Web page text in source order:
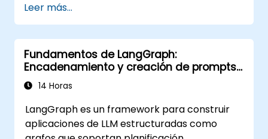
Leer más...
Fundamentos de LangGraph:
Encadenamiento y creación de prompts
para LLMs basado en grafos
14 Horas
LangGraph es un framework para construir
aplicaciones de LLM estructuradas como